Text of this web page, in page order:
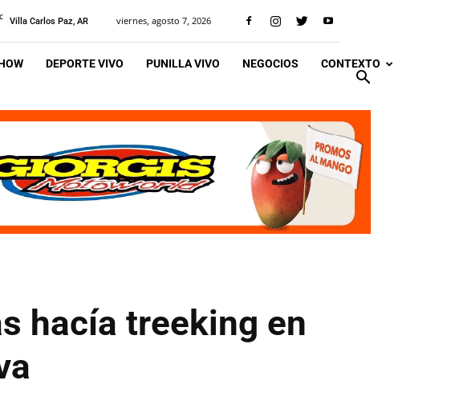
C Villa Carlos Paz, AR viernes, agosto 7, 2026
DEPORTE VIVO PUNILLA VIVO NEGOCIOS CONTEXTO
hacía treeking en